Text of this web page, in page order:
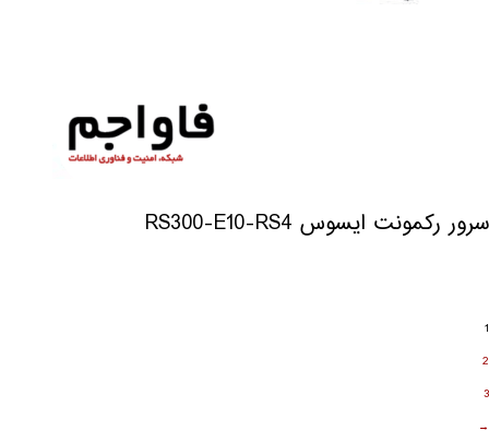
سرور رکمونت ایسوس RS300-E10-RS4
1
2
3
→